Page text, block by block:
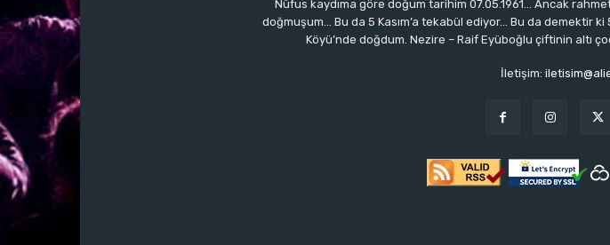
Nüfus kaydıma göre doğum tarihim 07.05.1961… Ancak
doğmuşum… Bu da 5 Kasım’a tekabül ediyor… Bu da demektir ki
Köyü’nde doğdum. Nezire – Raif Eyüboğlu çiftinin altı
İletişim: